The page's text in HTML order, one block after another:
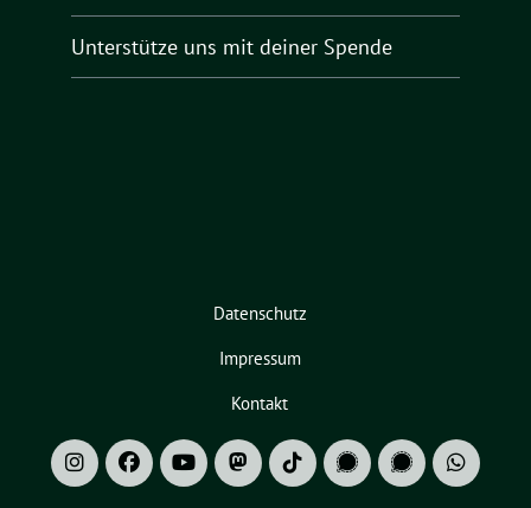
Unterstütze uns mit deiner Spende
Datenschutz
Impressum
Kontakt